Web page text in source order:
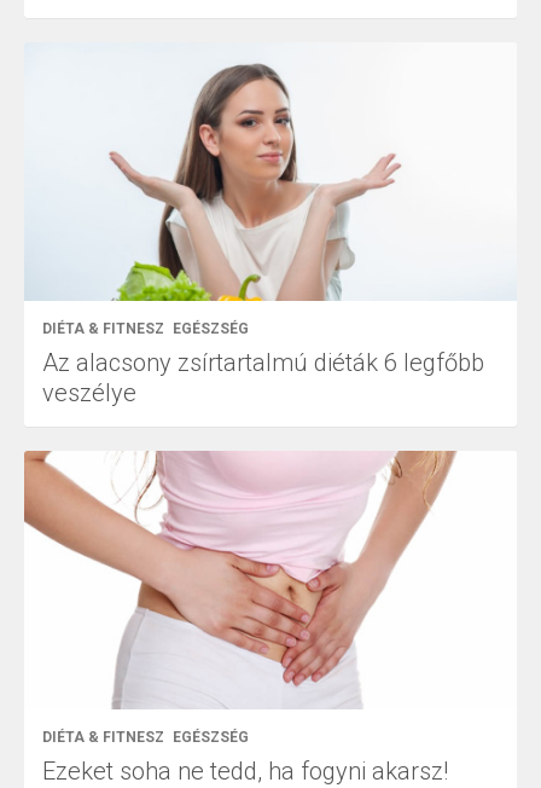
DIÉTA & FITNESZ EGÉSZSÉG
Az alacsony zsírtartalmú diéták 6 legfőbb
veszélye
DIÉTA & FITNESZ EGÉSZSÉG
Ezeket soha ne tedd, ha fogyni akarsz!